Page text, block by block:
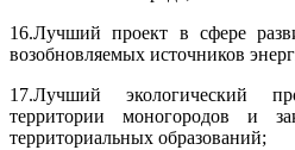
16.Лучший проект в сфере
возобновляемых источников
17.Лучший экологический
территории моногородов и
территориальных образований;